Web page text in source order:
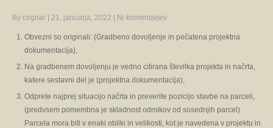
By cegnar 21. januarja, 2022 Ni komentarjev
Obvezni so originali: (Gradbeno dovoljenje in pečatena projektna
dokumentacija),
Na gradbenem dovoljenju je vedno citirana številka projekta in načrta,
katere sestavni del je (projektna dokumentacija),
Odprete najprej situacijo načrta in preverite pozicijo stavbe na parceli,
(predvsem pomembna je skladnost odmikov od sosednjih parcel).
Parcela mora biti v enaki obliki in velikosti, kot je navedena v projektu in